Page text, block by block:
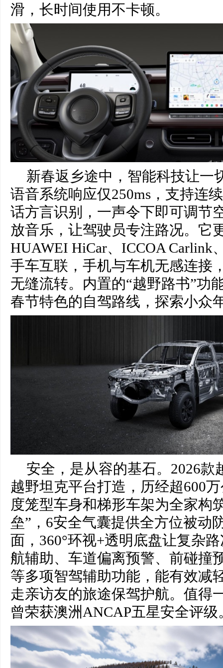
滑，长时间使用不卡顿。
新春返乡途中，智能科技让一
语音系统响应仅250ms，支持连
话方言识别，一声令下即可调节
放音乐，让驾驶员专注路况。它
HUAWEI HiCar、ICCOA Carlink
手车互联，手机与车机无感连接
无缝流转。内置的“越野路书”功
春节特色的自驾路线，探索小众
安全，是从容的基石。2026款
越野坦克平台打造，历经超600
度笼型车身和梯形车架为全家构
垒”，6安全气囊提供全方位被动
面，360°环视+透明底盘让复杂
航辅助、车道偏离预警、前碰撞
等多项智驾辅助功能，能有效减
走亲访友的旅途保驾护航。值得
曾荣获澳洲ANCAP五星安全评级